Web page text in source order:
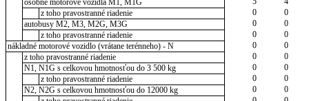
osobné motorové vozidlá M1, M1G
z toho pravostranné riadenie
0
0
autobusy M2, M3, M2G, M3G
0
0
z toho pravostranné riadenie
0
0
nákladné motorové vozidlo (vrátane terénneho) - N
0
0
z toho pravostranné riadenie
0
0
N1, N1G s celkovou hmotnosťou do 3 500 kg
0
0
z toho pravostranné riadenie
0
0
N2, N2G s celkovou hmotnosťou do 12000 kg
0
0